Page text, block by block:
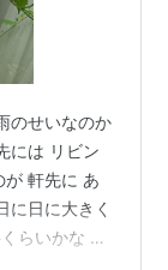
のせいなのか
には リビン
が 軒先に あ
に日に大きく
らいかな お